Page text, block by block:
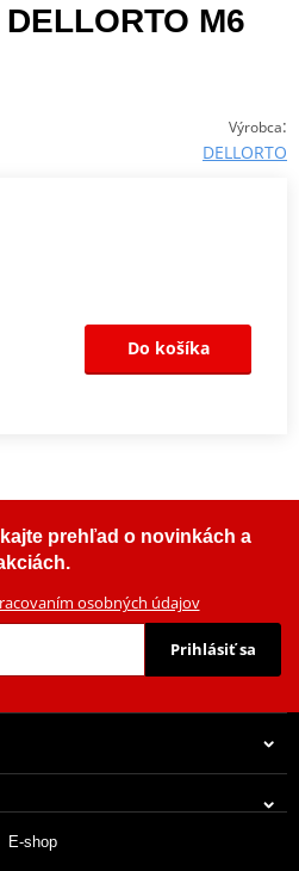
M6
Výrobca:
DELLORTO
Do košíka
prehľad o novinkách a
osobných údajov
Prihlásiť sa
E-shop